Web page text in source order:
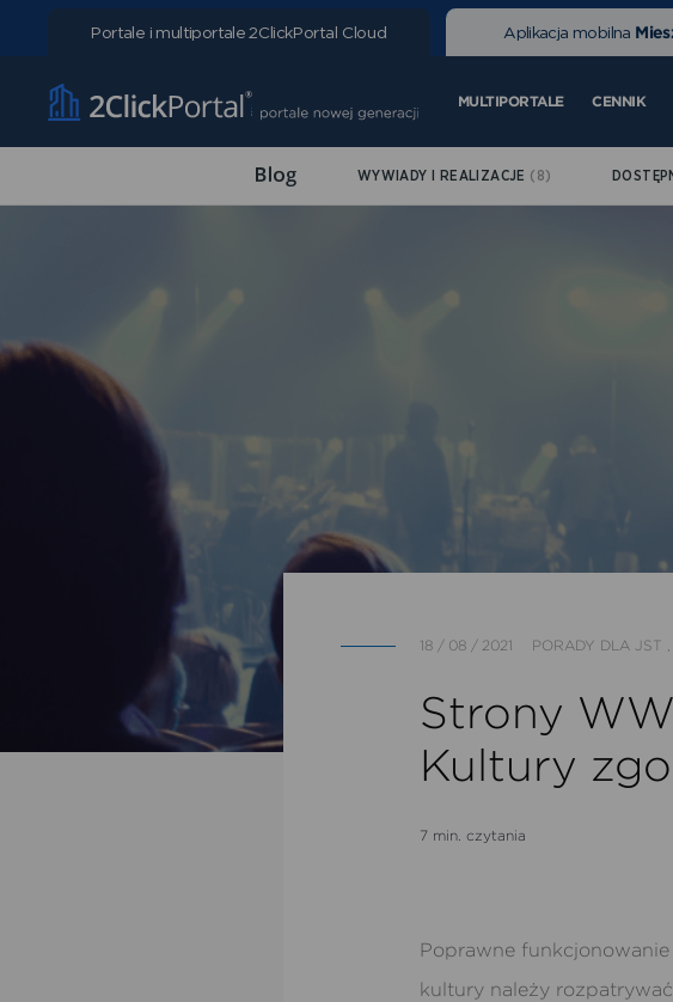
Portale i multiportale 2ClickPortal Cloud Aplikacja mobilna
MULTIPORTALE CENNIK
WYWIADY I REALIZACJE (8)
18 / 08 / 2021 PORADY DLA JST
Strony
Kultury
7 min. czytania
Poprawne
kultury należy